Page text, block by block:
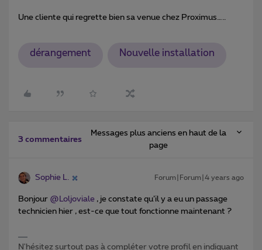
Une cliente qui regrette bien sa venue chez Proximus…..
dérangement Nouvelle installation
3 commentaires
Messages plus anciens en haut de la
page
Sophie L. Forum|Forum|4 years ago
Bonjour @Loljoviale , je constate qu’il y a eu un passage
technicien hier , est-ce que tout fonctionne maintenant ?
N'hésitez surtout pas à compléter votre profil en indiquant